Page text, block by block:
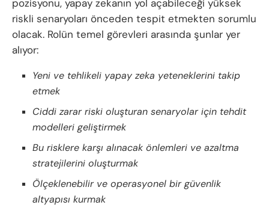
pozisyonu, yapay zekanın yol açabileceği yüksek
riskli senaryoları önceden tespit etmekten sorumlu
olacak. Rolün temel görevleri arasında şunlar yer
alıyor:
Yeni ve tehlikeli yapay zeka yeteneklerini takip
etmek
Ciddi zarar riski oluşturan senaryolar için tehdit
modelleri geliştirmek
Bu risklere karşı alınacak önlemleri ve azaltma
stratejilerini oluşturmak
Ölçeklenebilir ve operasyonel bir güvenlik
altyapısı kurmak